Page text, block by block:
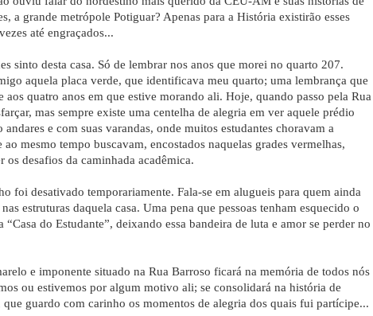
a grande metrópole Potiguar? Apenas para a História existirão esses
até engraçados...
sinto desta casa. Só de lembrar nos anos que morei no quarto 207.
aquela placa verde, que identificava meu quarto; uma lembrança que
aos quatro anos em que estive morando ali. Hoje, quando passo pela Rua
mas sempre existe uma centelha de alegria em ver aquele prédio
andares e com suas varandas, onde muitos estudantes choravam a
ao mesmo tempo buscavam, encostados naquelas grades vermelhas,
os desafios da caminhada acadêmica.
foi desativado temporariamente. Fala-se em alugueis para quem ainda
estruturas daquela casa. Uma pena que pessoas tenham esquecido o
“Casa do Estudante”, deixando essa bandeira de luta e amor se perder no
e imponente situado na Rua Barroso ficará na memória de todos nós
ou estivemos por algum motivo ali; se consolidará na história de
que guardo com carinho os momentos de alegria dos quais fui partícipe...